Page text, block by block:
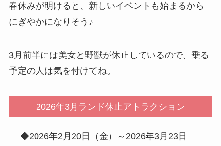
春休みが明けると、新しいイベントも始まるから
にぎやかになりそう♪
3月前半には美女と野獣が休止しているので、乗る
予定の人は気を付けてね。
2026年3月ランド休止アトラクション
◆2026年2月20日（金）～2026年3月23日